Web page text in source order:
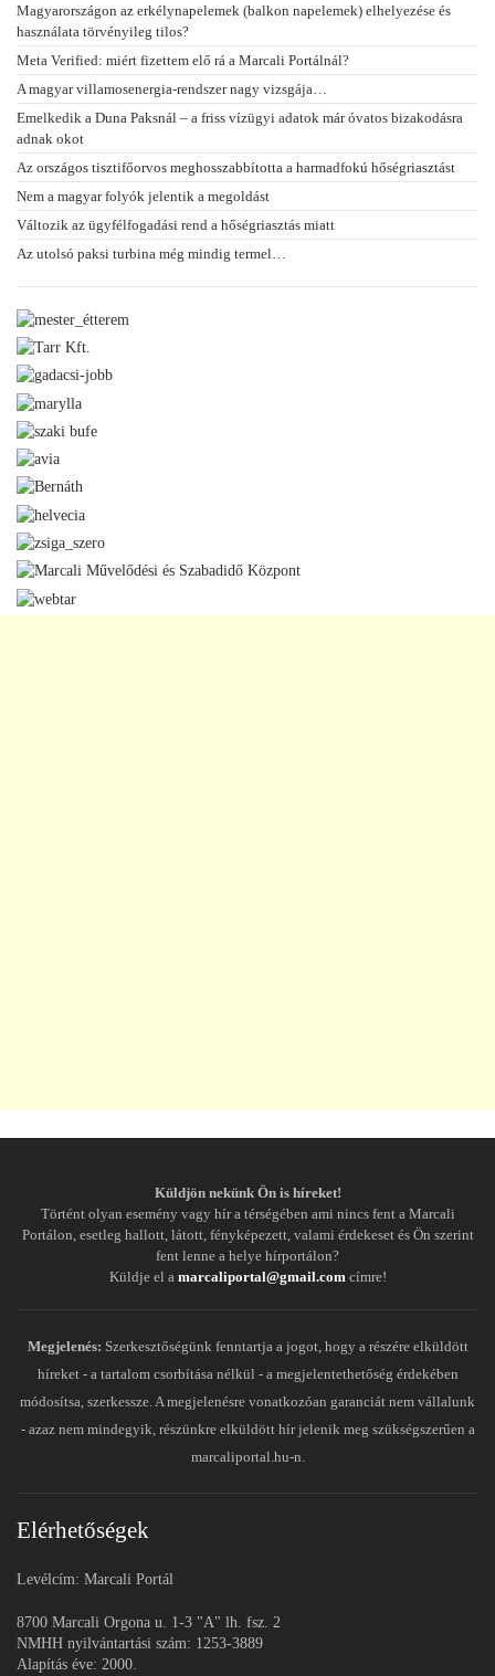
Magyarországon az erkélynapelemek (balkon napelemek) elhelyezése és
használata törvényileg tilos?
Meta Verified: miért fizettem elő rá a Marcali Portálnál?
A magyar villamosenergia-rendszer nagy vizsgája…
Emelkedik a Duna Paksnál – a friss vízügyi adatok már óvatos bizakodásra
adnak okot
Az országos tisztifőorvos meghosszabbította a harmadfokú hőségriasztást
Nem a magyar folyók jelentik a megoldást
Változik az ügyfélfogadási rend a hőségriasztás miatt
Az utolsó paksi turbina még mindig termel…
Küldjön nekünk Ön is híreket!
Történt olyan esemény vagy hír a térségében ami nincs fent a Marcali
Portálon, esetleg hallott, látott, fényképezett, valami érdekeset és Ön szerint
fent lenne a helye hírportálon?
Küldje el a marcaliportal@gmail.com címre!
Megjelenés: Szerkesztőségünk fenntartja a jogot, hogy a részére elküldött
híreket - a tartalom csorbítása nélkül - a megjelentethetőség érdekében
módosítsa, szerkessze. A megjelenésre vonatkozóan garanciát nem vállalunk
- azaz nem mindegyik, részünkre elküldött hír jelenik meg szükségszerűen a
marcaliportal.hu-n.
Elérhetőségek
Levélcím: Marcali Portál
8700 Marcali Orgona u. 1-3 "A" lh. fsz. 2
NMHH nyilvántartási szám: 1253-3889
Alapítás éve: 2000.